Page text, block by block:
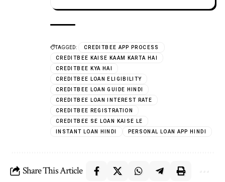
TAGGED:
CREDITBEE APP PROCESS
CREDITBEE KAISE KAAM KARTA HAI
CREDITBEE KYA HAI
CREDITBEE LOAN ELIGIBILITY
CREDITBEE LOAN GUIDE HINDI
CREDITBEE LOAN INTEREST RATE
CREDITBEE REGISTRATION
CREDITBEE SE LOAN KAISE LE
INSTANT LOAN HINDI
PERSONAL LOAN APP HINDI
Share This Article